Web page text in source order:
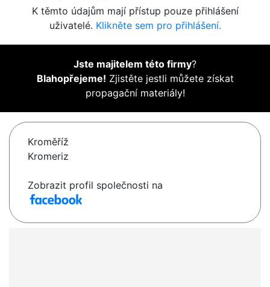
K těmto údajům mají přístup pouze přihlášení
uživatelé. Klikněte sem pro přihlášení.
Jste majitelem této firmy?
Blahopřejeme! Zjistěte jestli můžete získat
propagační materiály!
Kroměříž
Kromeriz
Zobrazit profil společnosti na